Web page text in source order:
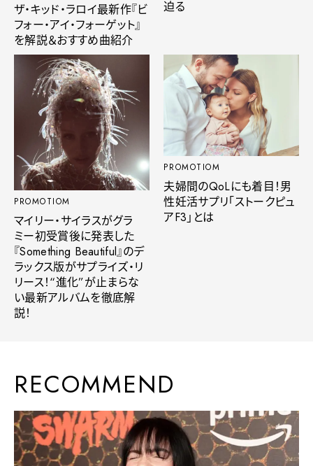
ザ・キッド・ラロイ最新作『ビ
フォー・アイ・フォーゲット』
を解説＆おすすめ曲紹介
迫る
PROMOTIOM
マイリー・サイラスがグラ
ミー初受賞後に発表した
『Something Beautiful』のデ
ラックス版がサプライズ・リ
リース！“進化”が止まらな
い最新アルバムを徹底解
説！
PROMOTIOM
夫婦間のQoLにも着目！男
性妊活サプリ「ストークピュ
アF3」とは
RECOMMEND